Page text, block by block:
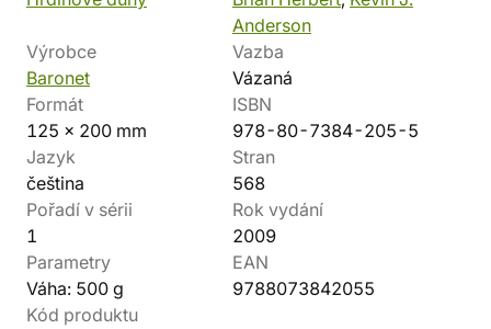
Anderson
Výrobce
Baronet
Vazba
Vázaná
Formát
125 x 200 mm
ISBN
978-80-7384-205-5
Jazyk
čeština
Stran
568
Pořadí v sérii
1
Rok vydání
2009
Parametry
Váha: 500 g
EAN
9788073842055
Kód produktu